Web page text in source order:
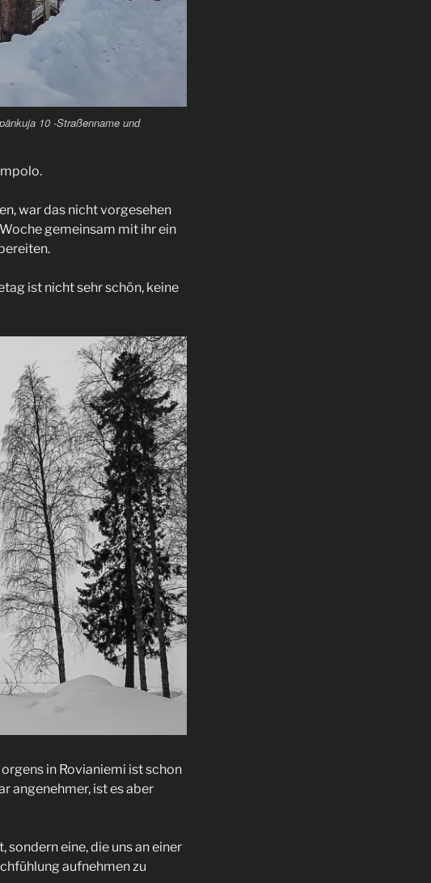
10 -Straßenname und
war das nicht vorgesehen
gemeinsam mit ihr ein
ist nicht sehr schön, keine
in Rovianiemi ist schon
angenehmer, ist es aber
eine, die uns an einer
aufnehmen zu